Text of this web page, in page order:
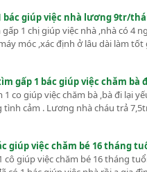
bác giúp việc nhà lương 9tr/
1 chị giúp việc nhà ,nhà có
móc ,xác định ở lâu dài làm
gấp 1 bác giúp việc chăm
1 co giúp việc chăm bà ,bà đi lại
tình cảm . Lương nhà cháu trả
giúp việc chăm bé 16 tháng
cô giúp việc chăm bé 16 tháng